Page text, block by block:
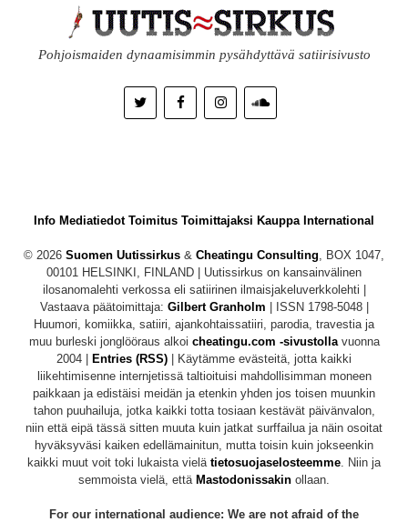
Pohjoismaiden dynaamisimmin pysähdyttävä satiirisivusto
Info Mediatiedot Toimitus Toimittajaksi Kauppa International
© 2026 Suomen Uutissirkus & Cheatingu Consulting , BOX 1047,
00101 HELSINKI, FINLAND | Uutissirkus on kansainvälinen
ilosanomalehti verkossa eli satiirinen ilmaisjakeluverkkolehti |
Vastaava päätoimittaja: Gilbert Granholm | ISSN 1798-5048 |
Huumori, komiikka, satiiri, ajankohtaissatiiri, parodia, travestia ja
muu burleski jonglööraus alkoi cheatingu.com -sivustollavuonna
2004 | Entries (RSS) | Käytämme evästeitä, jotta kaikki
liikehtimisenne internjetissä taltioituisi mahdollisimman moneen
paikkaan ja edistäisi meidän ja etenkin yhden jos toisen muunkin
tahon puuhailuja, jotka kaikki totta tosiaan kestävät päivänvalon,
niin että eipä tässä sitten muuta kuin jatkat surffailua ja näin osoitat
hyväksyväsi kaiken edellämainitun, mutta toisin kuin jokseenkin
kaikki muut voit toki lukaista vielä tietosuojaselosteemme . Niin ja
semmoista vielä, että Mastodonissakin ollaan.
For our international audience: We are not afraid of the